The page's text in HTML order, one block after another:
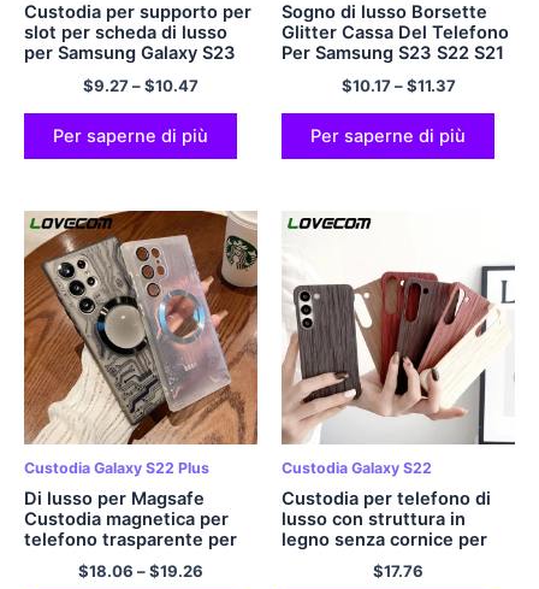
Custodia per supporto per
slot per scheda di lusso
per Samsung Galaxy S23
S22 S21 S20 Plus Ultra FE
A54 A34 A14 A24 A53
A52 A13 5G Cover morbida
trasparente
$9.27–$10.47
Per saperne di più
Sogno di lusso Borsette
Glitter Cassa Del Telefono
Per Samsung S23 S22 S21
S20 Ultra Plus FE A53 A52
A13 A73 A72 5G Nota 20
Copertina morbida e
trasparente
$10.17–$11.37
Per saperne di più
Custodia Galaxy S22 Plus
Di lusso per Magsafe
Custodia magnetica per
telefono trasparente per
Samsung Galaxy S23 S22
Ultra Plus Lente antiurto
$18.06 –$19.26
Custodia Galaxy S22
Custodia per telefono di
lusso con struttura in
legno senza cornice per
Samsung Galaxy S23 S22
Ultra Plus Cover rigida per
$17.76